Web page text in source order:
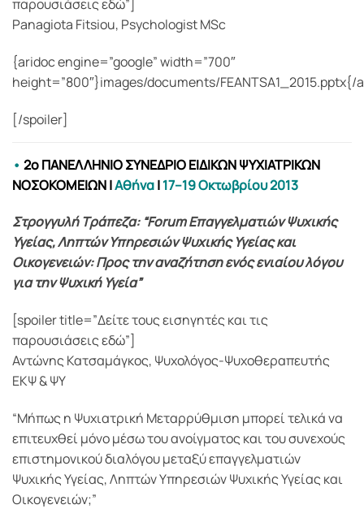
παρουσιάσεις εδώ”]
Panagiota Fitsiou, Psychologist MSc
{aridoc engine=”google” width=”700″
height=”800″}images/documents/FEANTSA1_2015.pptx{/
[/spoiler]
• 2ο ΠΑΝΕΛΛΗΝΙΟ ΣΥΝΕΔΡΙΟ ΕΙΔΙΚΩΝ ΨΥΧΙΑΤΡΙΚΩΝ
ΝΟΣΟΚΟΜΕΙΩΝ|Αθήνα|17–19 Οκτωβρίου 2013
Στρογγυλή Τράπεζα: “Forum Επαγγελματιών Ψυχικής
Υγείας, Ληπτών Υπηρεσιών Ψυχικής Υγείας και
Οικογενειών: Προς την αναζήτηση ενός ενιαίου λόγου
για την Ψυχική Υγεία”
[spoiler title=”Δείτε τους εισηγητές και τις
παρουσιάσεις εδώ”]
Αντώνης Κατσαμάγκος, Ψυχολόγος-Ψυχοθεραπευτής
ΕΚΨ & ΨΥ
“Μήπως η Ψυχιατρική Μεταρρύθμιση μπορεί τελικά να
επιτευχθεί μόνο μέσω του ανοίγματος και του συνεχούς
επιστημονικού διαλόγου μεταξύ επαγγελματιών
Ψυχικής Υγείας, Ληπτών Υπηρεσιών Ψυχικής Υγείας και
Οικογενειών;”